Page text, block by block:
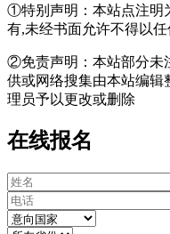
①特别声明：本站点注明
有,未经书面允许不得以
②免责声明：本站部分未
供或网络搜集由本站编辑
理员予以更改或删除
在线报名